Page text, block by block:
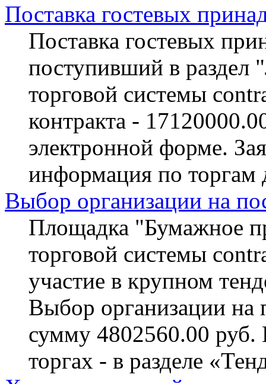
Поставка гостевых
Поставка гостевых
поступивший в раздел
торговой системы
контракта -
электронной форме.
информация по торгам
Выбор организации на
Площадка "Бумажное
торговой системы
участие в крупном
Выбор организации на
сумму 4802560.00
торгах - в разделе